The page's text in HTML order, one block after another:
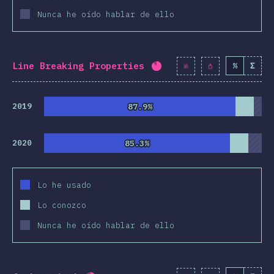
in-JS
Nunca he oído hablar de ello
Line Breaking Properties Porcentaje completado:
% Σ
2019 87.9%
87.9%
2020 85.3%
85.3%
Lo he usado
Lo conozco
Nunca he oído hablar de ello